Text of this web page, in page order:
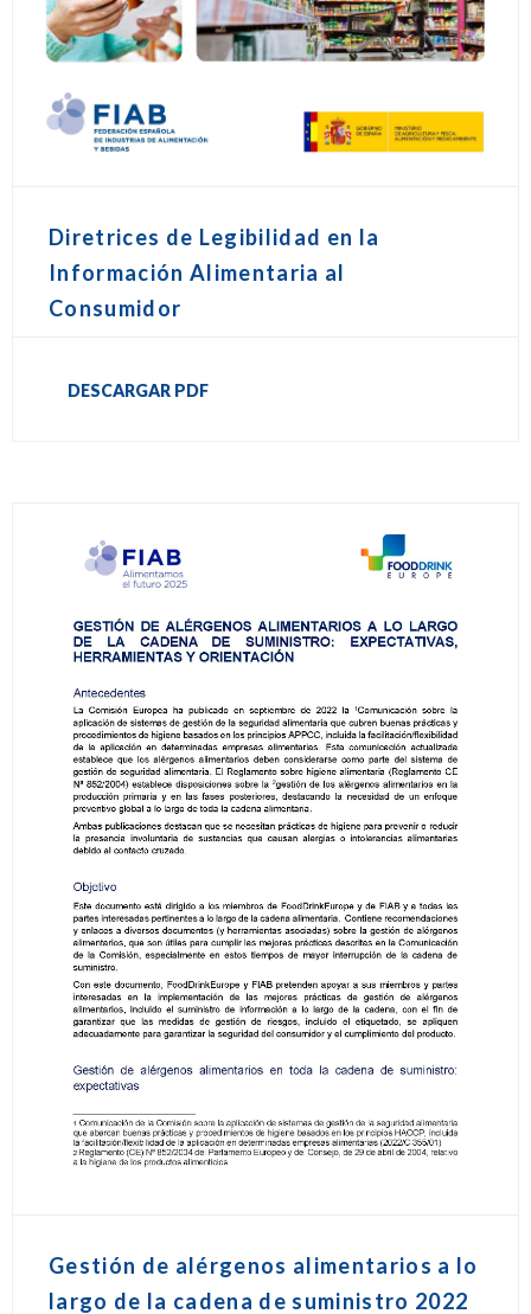
Diretrices de Legibilidad en la
Información Alimentaria al
Consumidor
DESCARGAR PDF
Gestión de alérgenos alimentarios a lo
largo de la cadena de suministro 2022